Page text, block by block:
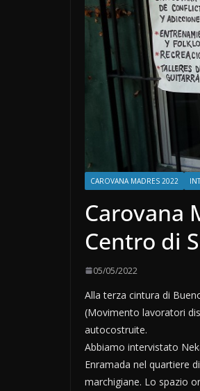
CAROVANA MADRES 2022
Carovana
Centro di
05/05/2022
Alla terza cintura di
(Movimento lavoratori
autocostruite.
Abbiamo intervistato
Enramada nel quartiere
marchigiane. Lo spazio